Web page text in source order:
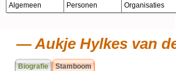
Algemeen Personen Organisaties
Aukje Hylkes van
Biografie Stamboom